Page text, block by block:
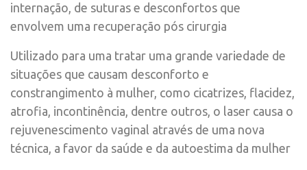
internação, de suturas e desconfortos que
envolvem uma recuperação pós cirurgia
Utilizado para uma tratar uma grande variedade de
situações que causam desconforto e
constrangimento à mulher, como cicatrizes, flacidez,
atrofia, incontinência, dentre outros, o laser causa o
rejuvenescimento vaginal através de uma nova
técnica, a favor da saúde e da autoestima da mulher